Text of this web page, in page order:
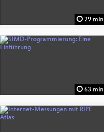
29 min
63 min